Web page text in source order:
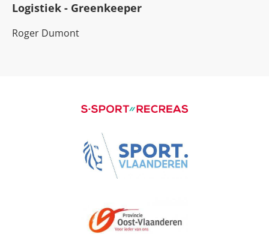
Logistiek - Greenkeeper
Roger Dumont